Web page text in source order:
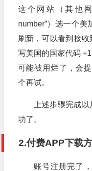
这个网站（其他网
number”）选一个
刷新，可以看到接
写美国的国家代码
可能被用烂了，会
个再试。
上述步骤完成
功了。
2.付费APP下载
账号注册完了